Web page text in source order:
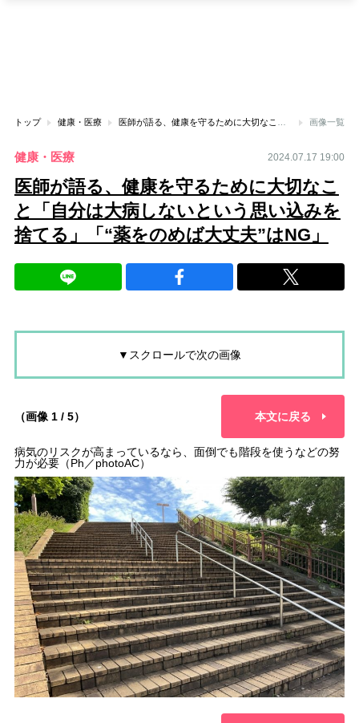
トップ 健康・医療 画像一覧
健康・医療 2024.07.17 19:00
医師が語る、健康を守るために大切なこ
と「自分は大病しないという思い込みを
捨てる」「“薬をのめば大丈夫”はNG」
▼スクロールで次の画像
（画像 1 / 5） 本文に戻る
病気のリスクが高まっているなら、面倒でも階段を使うなどの努
力が必要（Ph／photoAC）